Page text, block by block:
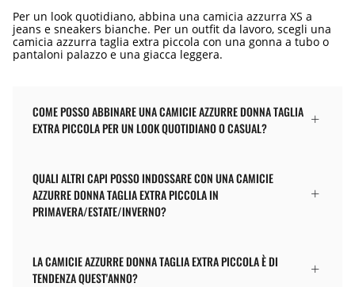
Per un look quotidiano, abbina una camicia azzurra XS a
jeans e sneakers bianche. Per un outfit da lavoro, scegli una
camicia azzurra taglia extra piccola con una gonna a tubo o
pantaloni palazzo e una giacca leggera.
COME POSSO ABBINARE UNA CAMICIE AZZURRE DONNA TAGLIA
EXTRA PICCOLA PER UN LOOK QUOTIDIANO O CASUAL?
QUALI ALTRI CAPI POSSO INDOSSARE CON UNA CAMICIE
AZZURRE DONNA TAGLIA EXTRA PICCOLA IN
PRIMAVERA/ESTATE/INVERNO?
LA CAMICIE AZZURRE DONNA TAGLIA EXTRA PICCOLA È DI
TENDENZA QUEST'ANNO?